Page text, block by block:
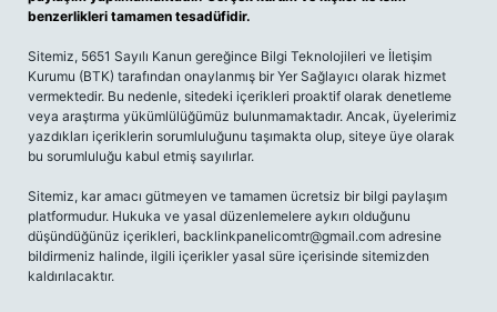
benzerlikleri tamamen tesadüfidir.
Sitemiz, 5651 Sayılı Kanun gereğince Bilgi Teknolojileri ve İletişim
Kurumu (BTK) tarafından onaylanmış bir Yer Sağlayıcı olarak hizmet
vermektedir. Bu nedenle, sitedeki içerikleri proaktif olarak denetleme
veya araştırma yükümlülüğümüz bulunmamaktadır. Ancak, üyelerimiz
yazdıkları içeriklerin sorumluluğunu taşımakta olup, siteye üye olarak
bu sorumluluğu kabul etmiş sayılırlar.
Sitemiz, kar amacı gütmeyen ve tamamen ücretsiz bir bilgi paylaşım
platformudur. Hukuka ve yasal düzenlemelere aykırı olduğunu
düşündüğünüz içerikleri, backlinkpanelicomtr@gmail.com adresine
bildirmeniz halinde, ilgili içerikler yasal süre içerisinde sitemizden
kaldırılacaktır.